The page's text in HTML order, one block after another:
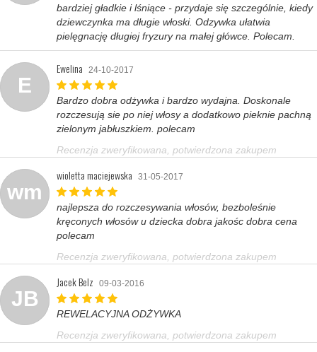
bardziej gładkie i lśniące - przydaje się szczególnie, kiedy
dziewczynka ma długie włoski. Odzywka ułatwia
pielęgnację długiej fryzury na małej główce. Polecam.
E
Ewelina 24-10-2017
Bardzo dobra odżywka i bardzo wydajna. Doskonale
rozczesują sie po niej włosy a dodatkowo pieknie pachną
zielonym jabłuszkiem. polecam
Recenzja zweryfikowana, potwierdzona zakupem
wm
wioletta maciejewska 31-05-2017
najlepsza do rozczesywania włosów, bezboleśnie
kręconych włosów u dziecka dobra jakośc dobra cena
polecam
Recenzja zweryfikowana, potwierdzona zakupem
JB
Jacek Belz 09-03-2016
REWELACYJNA ODŻYWKA
Recenzja zweryfikowana, potwierdzona zakupem